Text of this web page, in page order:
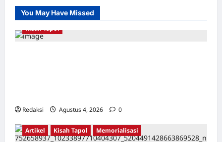
hati
Wiranto
sebut
peristiwa
65
You May Have Missed
Kisah Tapol
Redaksi Agustus 4, 2026 0
Artikel Kisah Tapol Memorialisasi